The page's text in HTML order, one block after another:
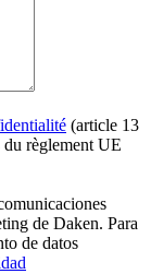
(article 13
règlement UE
de Daken. Para
de datos